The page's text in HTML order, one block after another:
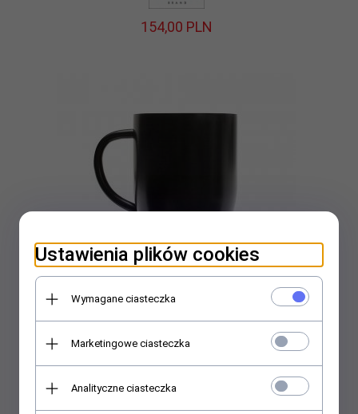
154,00 PLN
Kubek termiczny Classic ST 330 ml (czarny)
Ustawienia plików cookies
Wymagane ciasteczka
Marketingowe ciasteczka
Analityczne ciasteczka